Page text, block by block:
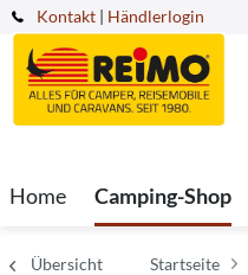
Kontakt | Händlerlogin
Home Camping-Shop
Übersicht Startseite